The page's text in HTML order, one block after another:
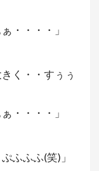
・・・・」
く・・すぅぅ
・・・・」
ふふふ(笑)」